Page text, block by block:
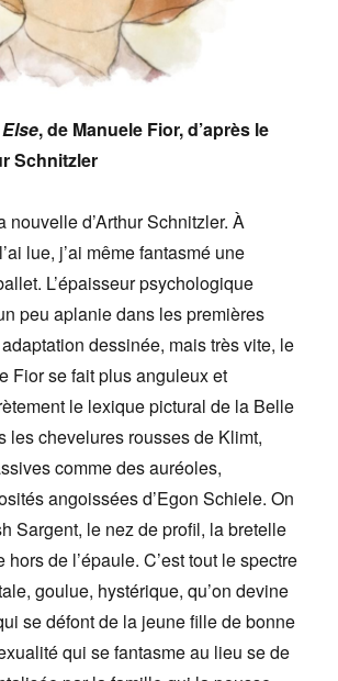
, de Manuele Fior, d’après le
Schnitzler
nouvelle d’Arthur Schnitzler. À
lue, j’ai même fantasmé une
L’épaisseur psychologique
peu aplanie dans les premières
dessinée, mais très vite, le
Fior se fait plus anguleux et
le lexique pictural de la Belle
les chevelures rousses de Klimt,
comme des auréoles,
angoissées d’Egon Schiele. On
Sargent, le nez de profil, la bretelle
de l’épaule. C’est tout le spectre
goulue, hystérique, qu’on devine
se défont de la jeune fille de bonne
qui se fantasme au lieu se de